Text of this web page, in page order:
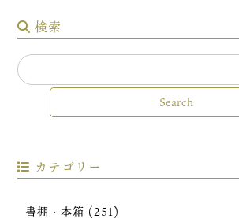
検索
カテゴリー
書棚・本箱 (251)